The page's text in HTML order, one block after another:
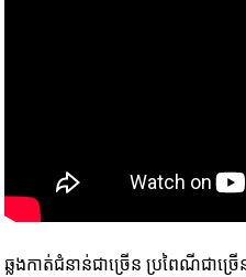
ឆ្លងកាត់​ជំនាន់​ជាច្រើន ប្រពៃណី​ជាច្រើន​